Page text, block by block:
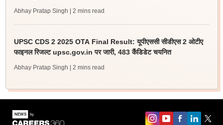
Abhay Pratap Singh | 2 mins read
UPSC CDS 2 2025 OTA Final Result: यूपीएससी सीडीएस 2 ओटीए
फाइनल रिजल्ट upsc.gov.in पर जारी, 483 कैंडिडेट चयनित
Abhay Pratap Singh | 2 mins read